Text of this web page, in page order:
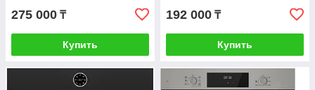
275 000 ₸
Купить
192 000 ₸
Купить